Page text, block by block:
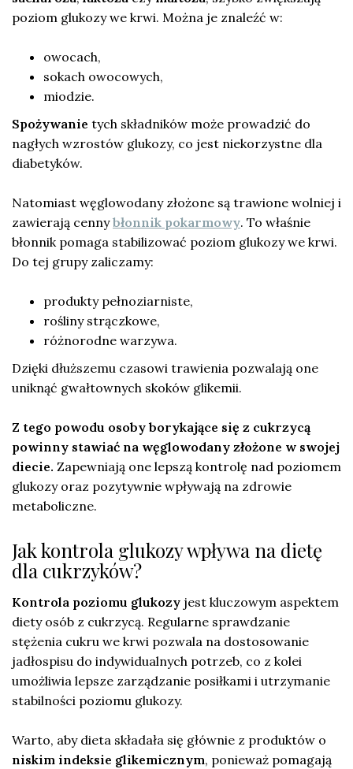
poziom glukozy we krwi. Można je znaleźć w:
owocach,
sokach owocowych,
miodzie.
Spożywanie tych składników może prowadzić do
nagłych wzrostów glukozy, co jest niekorzystne dla
diabetyków.
Natomiast węglowodany złożone są trawione wolniej i
zawierają cennybłonnik pokarmowy. To właśnie
błonnik pomaga stabilizować poziom glukozy we krwi.
Do tej grupy zaliczamy:
produkty pełnoziarniste,
rośliny strączkowe,
różnorodne warzywa.
Dzięki dłuższemu czasowi trawienia pozwalają one
uniknąć gwałtownych skoków glikemii.
Z tego powodu osoby borykające się z cukrzycą
powinny stawiać na węglowodany złożone w swojej
diecie. Zapewniają one lepszą kontrolę nad poziomem
glukozy oraz pozytywnie wpływają na zdrowie
metaboliczne.
Jak kontrola glukozy wpływa na dietę
dla cukrzyków?
Kontrola poziomu glukozy jest kluczowym aspektem
diety osób z cukrzycą. Regularne sprawdzanie
stężenia cukru we krwi pozwala na dostosowanie
jadłospisu do indywidualnych potrzeb, co z kolei
umożliwia lepsze zarządzanie posiłkami i utrzymanie
stabilności poziomu glukozy.
Warto, aby dieta składała się głównie z produktów o
niskim indeksie glikemicznym, ponieważ pomagają